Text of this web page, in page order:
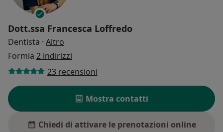
Dott.ssa Francesca Loffredo
Dentista · Altro
Formia 2 indirizzi
23 recensioni
Mostra contatti
Chiedi di attivare le prenotazioni online